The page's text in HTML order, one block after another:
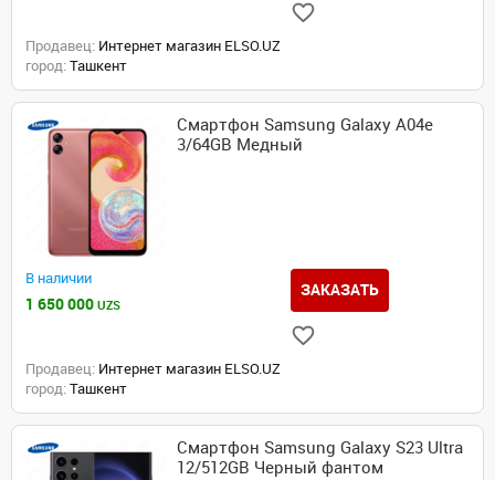
Продавец: Интернет магазин ELSO.UZ
город: Ташкент
Смартфон Samsung Galaxy A04e
3/64GB Медный
В наличии
1 650 000 UZS
ЗАКАЗАТЬ
Продавец: Интернет магазин ELSO.UZ
город: Ташкент
Смартфон Samsung Galaxy S23 Ultra
12/512GB Черный фантом